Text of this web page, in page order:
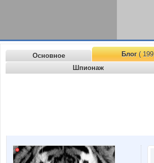
Основное Блог(
Шпионаж